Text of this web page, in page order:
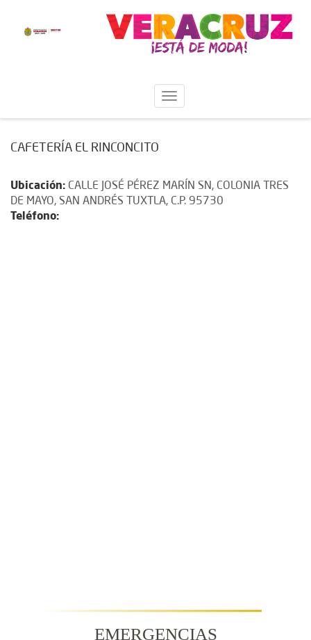
CAFETERÍA EL RINCONCITO
Ubicación: CALLE JOSÉ PÉREZ MARÍN SN, COLONIA TRES
DE MAYO, SAN ANDRÉS TUXTLA, C.P. 95730
Teléfono:
EMERGENCIAS